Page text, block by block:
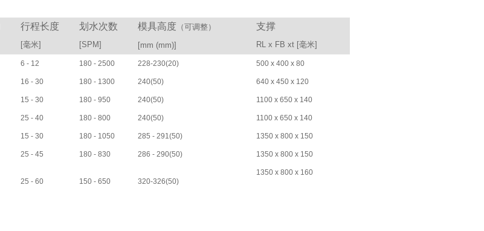
行程长度
[毫米]
划水次数
[SPM]
模具高度 （可调整）
[mm (mm)]
支撑
RL x FB xt [毫米]
6 - 12 180 - 2500 228-230(20) 500 x 400 x 80
16 - 30 180 - 1300 240(50) 640 x 450 x 120
15 - 30 180 - 950 240(50) 1100 x 650 x 140
25 - 40 180 - 800 240(50) 1100 x 650 x 140
15 - 30 180 - 1050 285 - 291(50) 1350 x 800 x 150
25 - 45 180 - 830 286 - 290(50) 1350 x 800 x 150
25 - 60 150 - 650 320-326(50)
1350 x 800 x 160